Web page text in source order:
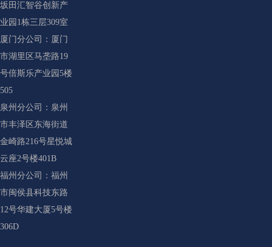
坂田汇智谷创新产
业园1栋三层309室
厦门分公司：厦门
市湖里区马垄路19
号倍斯乐产业园5楼
505
泉州分公司：泉州
市丰泽区东海街道
金崎路216号星悦城
云座2号楼401B
福州分公司：福州
市闽侯县科技东路
12号华建大厦5号楼
306D